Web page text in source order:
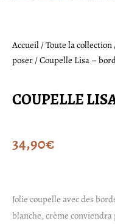
Accueil /Toute la collection
poser / Coupelle Lisa –
COUPELLE
34,90€
Jolie coupelle avec des
blanche, crème